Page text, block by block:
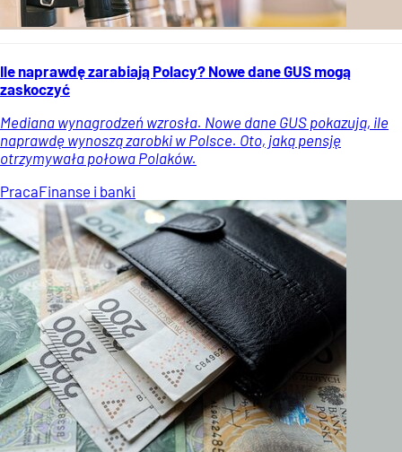
Ile naprawdę zarabiają Polacy? Nowe dane GUS mogą
zaskoczyć
Mediana wynagrodzeń wzrosła. Nowe dane GUS pokazują, ile
naprawdę wynoszą zarobki w Polsce. Oto, jaką pensję
otrzymywała połowa Polaków.
PracaFinanse i banki